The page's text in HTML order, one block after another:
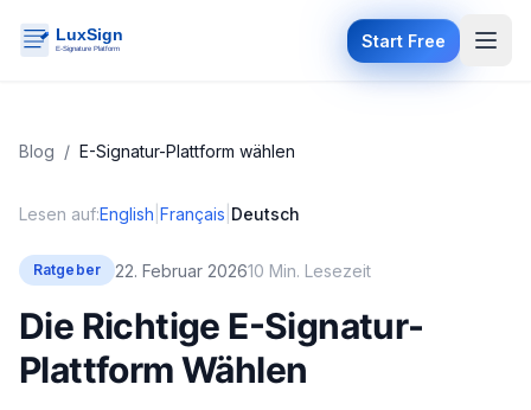
Start Free
Blog / E-Signatur-Plattform wählen
Lesen auf:English Français Deutsch
Ratgeber 22. Februar 202610 Min. Lesezeit
Die Richtige E-Signatur-
Plattform Wählen